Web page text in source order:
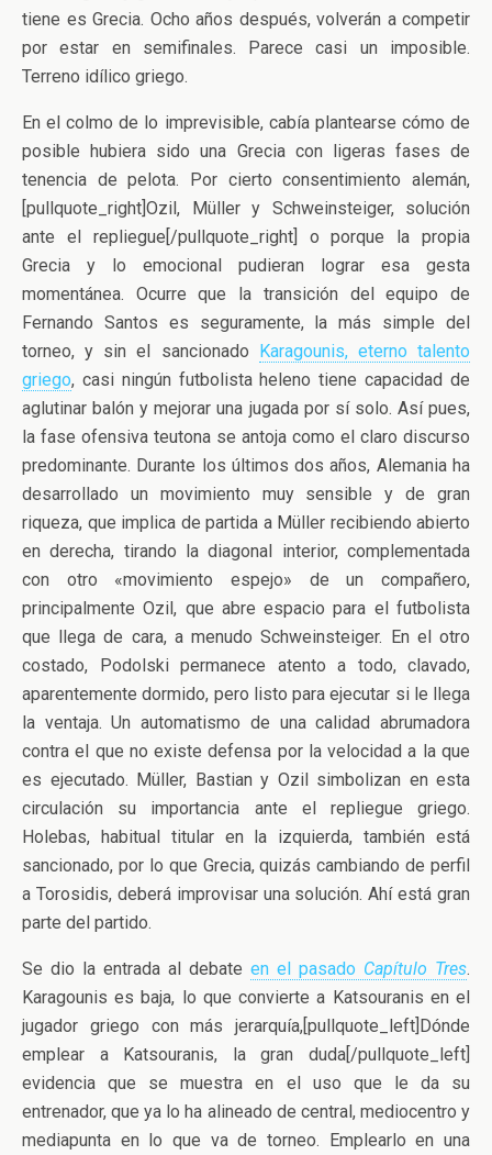
tiene es Grecia. Ocho años después, volverán a competir
por estar en semifinales. Parece casi un imposible.
Terreno idílico griego.
En el colmo de lo imprevisible, cabía plantearse cómo de
posible hubiera sido una Grecia con ligeras fases de
tenencia de pelota. Por cierto consentimiento alemán,
[pullquote_right]Ozil, Müller y Schweinsteiger, solución
ante el repliegue[/pullquote_right] o porque la propia
Grecia y lo emocional pudieran lograr esa gesta
momentánea. Ocurre que la transición del equipo de
Fernando Santos es seguramente, la más simple del
torneo, y sin el sancionado Karagounis, eterno talento
griego, casi ningún futbolista heleno tiene capacidad de
aglutinar balón y mejorar una jugada por sí solo. Así pues,
la fase ofensiva teutona se antoja como el claro discurso
predominante. Durante los últimos dos años, Alemania ha
desarrollado un movimiento muy sensible y de gran
riqueza, que implica de partida a Müller recibiendo abierto
en derecha, tirando la diagonal interior, complementada
con otro «movimiento espejo» de un compañero,
principalmente Ozil, que abre espacio para el futbolista
que llega de cara, a menudo Schweinsteiger. En el otro
costado, Podolski permanece atento a todo, clavado,
aparentemente dormido, pero listo para ejecutar si le llega
la ventaja. Un automatismo de una calidad abrumadora
contra el que no existe defensa por la velocidad a la que
es ejecutado. Müller, Bastian y Ozil simbolizan en esta
circulación su importancia ante el repliegue griego.
Holebas, habitual titular en la izquierda, también está
sancionado, por lo que Grecia, quizás cambiando de perfil
a Torosidis, deberá improvisar una solución. Ahí está gran
parte del partido.
Se dio la entrada al debate en el pasado Capítulo Tres.
Karagounis es baja, lo que convierte a Katsouranis en el
jugador griego con más jerarquía,[pullquote_left]Dónde
emplear a Katsouranis, la gran duda[/pullquote_left]
evidencia que se muestra en el uso que le da su
entrenador, que ya lo ha alineado de central, mediocentro y
mediapunta en lo que va de torneo. Emplearlo en una